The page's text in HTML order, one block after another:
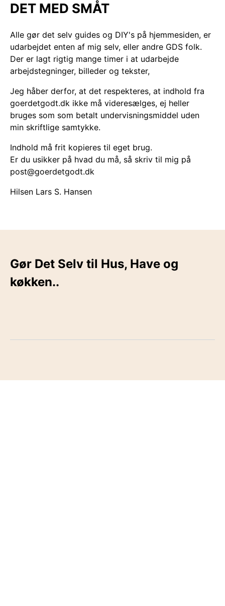
DET MED SMÅT
Alle gør det selv guides og DIY's på hjemmesiden, er
udarbejdet enten af mig selv, eller andre GDS folk.
Der er lagt rigtig mange timer i at udarbejde
arbejdstegninger, billeder og tekster,
Jeg håber derfor, at det respekteres, at indhold fra
goerdetgodt.dk ikke må videresælges, ej heller
bruges som som betalt undervisningsmiddel uden
min skriftlige samtykke.
Indhold må frit kopieres til eget brug.
Er du usikker på hvad du må, så skriv til mig på
post@goerdetgodt.dk
Hilsen Lars S. Hansen
Gør Det Selv til Hus, Have og
køkken..